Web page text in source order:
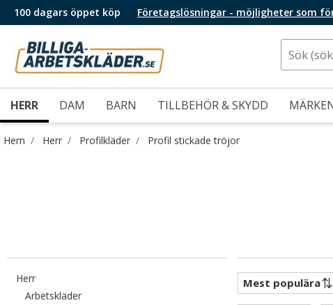
100 dagars öppet köp Företagslösningar - möjligheter som
HERR DAM BARN TILLBEHÖR & SKYDD
Hem Herr Profilkläder Profil stickade tröjor
HerrFiltrera efter category: Herr
ArbetskläderFiltrera efter category: Arbetskläder